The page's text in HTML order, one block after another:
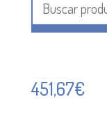
451,67€